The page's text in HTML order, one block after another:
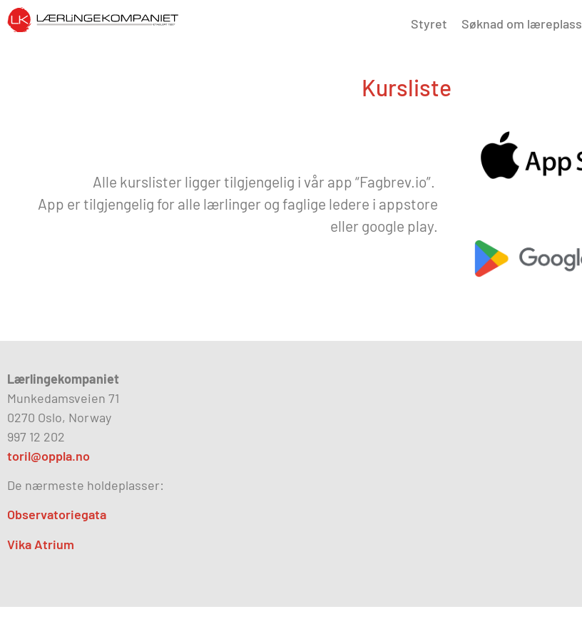
Styret Søknad om læreplass
Kursliste
Alle kurslister ligger tilgjengelig i vår app “Fagbrev.io”.
App er tilgjengelig for alle lærlinger og faglige ledere i appstore
eller google play.
Lærlingekompaniet
Munkedamsveien 71
0270 Oslo, Norway
997 12 202
toril@oppla.no
De nærmeste holdeplasser:
Observatoriegata
Vika Atrium